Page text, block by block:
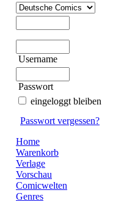
Username
Passwort
eingeloggt bleiben
Passwort vergessen?
Home
Warenkorb
Verlage
Vorschau
Comicwelten
Genres